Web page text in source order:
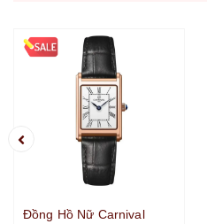
Đồng Hồ Nữ Carnival